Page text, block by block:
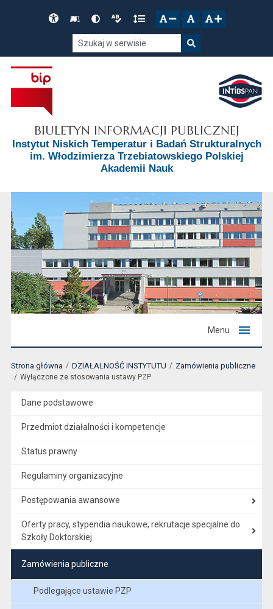
Przejdź do głównego menu
Przejdź do treści
Przejdź do mapy serwisu
Deklaracja
SłownikWersjaWersja
tekstowa
Gęstość
tekstu
BIULETYN INFORMACJI PUBLICZNEJ
Instytut Niskich Temperatur i Badań Strukturalnych
im. Włodzimierza Trzebiatowskiego Polskiej
Akademii Nauk
Menu
Strona główna DZIAŁALNOŚĆ INSTYTUTU Zamówienia publiczne
Wyłączone ze stosowania ustawy PZP
Dane podstawowe
Przedmiot działalności i kompetencje
Status prawny
Regulaminy organizacyjne
Postępowania awansowe
Oferty pracy, stypendia naukowe, rekrutacje specjalne do
Szkoły Doktorskiej
Zamówienia publiczne
Podlegające ustawie PZP